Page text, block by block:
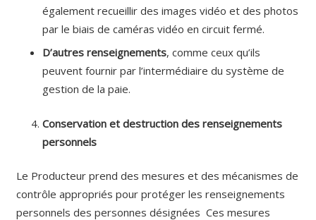
également recueillir des images vidéo et des photos
par le biais de caméras vidéo en circuit fermé.
D’autres renseignements, comme ceux qu’ils
peuvent fournir par l’intermédiaire du système de
gestion de la paie.
Conservation et destruction des renseignements
personnels
Le Producteur prend des mesures et des mécanismes de
contrôle appropriés pour protéger les renseignements
personnels des personnes désignées Ces mesures